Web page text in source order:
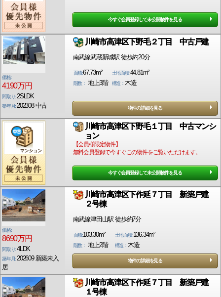
今すぐ会員登録して未公開物件を見る
価格:
4190万円
間取り: 2SLDK
築年月: 202308 中古
川崎市高津区下野毛２丁目 中古戸建
南武線武蔵新城駅 徒歩約20分
面積:67.73m² 土地面積:44.81m²
階数： 地上3階 構造： 木造
物件の詳細を見る
川崎市高津区下野毛１丁目 中古マンシ
ョン
【会員様限定物件】
無料会員登録で今すぐこの物件をご覧いただけます。
今すぐ会員登録して未公開物件を見る
価格:
8690万円
間取り:4LDK
築年月:202609 新築未入
居
川崎市高津区下作延７丁目 新築戸建
２号棟
南武線津田山駅 徒歩約7分
面積:103.30m² 土地面積:136.34m²
階数： 地上2階 構造：木造
物件の詳細を見る
川崎市高津区下作延７丁目 新築戸建
１号棟